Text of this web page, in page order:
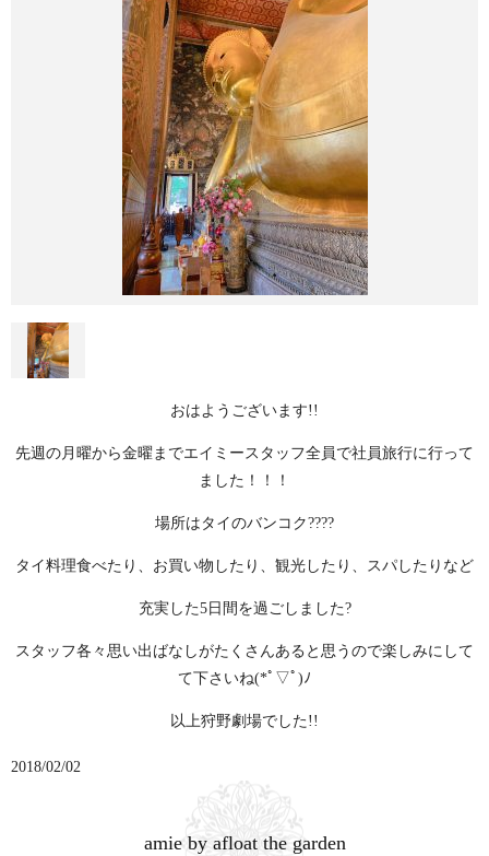
おはようございます!!
先週の月曜から金曜までエイミースタッフ全員で社員旅行に行って
ました！！！
場所はタイのバンコク????
タイ料理食べたり、お買い物したり、観光したり、スパしたりなど
充実した5日間を過ごしました?
スタッフ各々思い出ばなしがたくさんあると思うので楽しみにして
て下さいね(*ﾟ▽ﾟ)ﾉ
以上狩野劇場でした!!
2018/02/02
amie by afloat the garden